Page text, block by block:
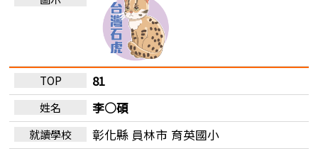
81
李○碩
彰化縣 員林市 育英國小